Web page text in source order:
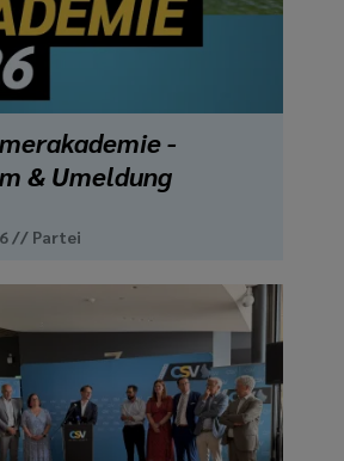
media
links
-
& Umeldung
// Partei